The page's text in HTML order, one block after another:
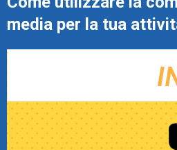
media per la tua